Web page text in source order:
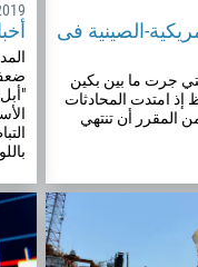
الصينية فى
جرت ما بين بكين
امتدت المحادثات
المقرر أن تنتهي
1
93
355
1684
موعد للمكالمة
00:00
تعليقا، عند الضرورة